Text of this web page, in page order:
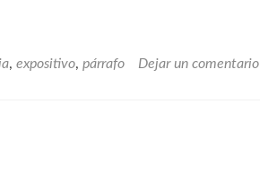
, expositivo, párrafo Dejar un comentario